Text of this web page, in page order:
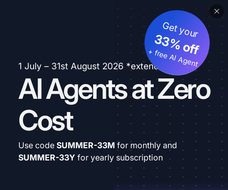
1 July – 31st August 2026 *extended
AI Agents at Zero
Cost
Get your
33% off
+ free AI Agent
Use code SUMMER-33M for monthly and
SUMMER-33Y for yearly subscription